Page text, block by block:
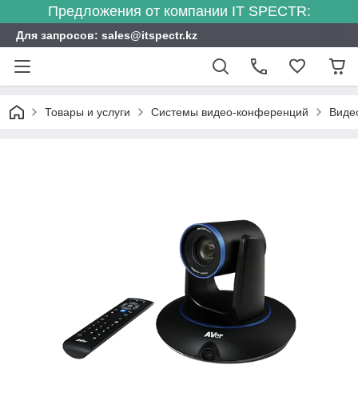
Предложения от компании IT SPECTR:
Для запросов: sales@itspectr.kz
Товары и услуги Системы видео-конференций